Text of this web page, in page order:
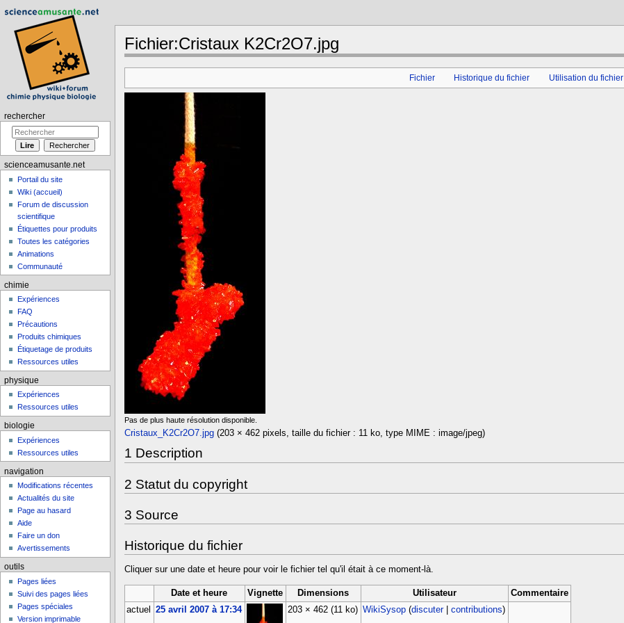
Fichier:Cristaux K2Cr2O7.jpg
Fichier
Historique du fichier Utilisation du fichier
Pas de plus haute résolution disponible.
Cristaux_K2Cr2O7.jpg‎ (203 × 462 pixels, taille du fichier : 11 ko, type MIME : image/jpeg)
1 Description
2 Statut du copyright
3 Source
Historique du fichier
Cliquer sur une date et heure pour voir le fichier tel qu'il était à ce moment-là.
Date et heure Vignette Dimensions Utilisateur
Commentaire
actuel
25 avril 2007 à 17:34 203 × 462(11 ko) WikiSysop (discuter|contributions)
rechercher
scienceamusante.net
Portail du site
Wiki (accueil)
Forum de discussion
scientifique
Étiquettes pour produits
Toutes les catégories
Animations
Communauté
chimie
Expériences
FAQ
Précautions
Produits chimiques
Étiquetage de produits
Ressources utiles
physique
Expériences
Ressources utiles
biologie
Expériences
Ressources utiles
navigation
Modifications récentes
Actualités du site
Page au hasard
Aide
Faire un don
Avertissements
outils
Pages liées
Suivi des pages liées
Pages spéciales
Version imprimable